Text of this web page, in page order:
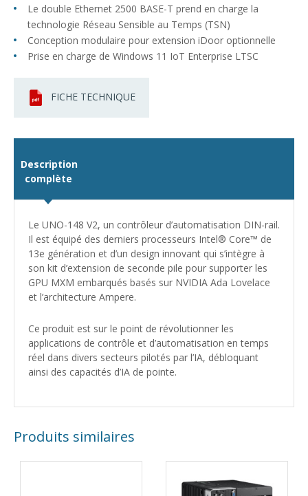
Le double Ethernet 2500 BASE-T prend en charge la
technologie Réseau Sensible au Temps (TSN)
Conception modulaire pour extension iDoor optionnelle
Prise en charge de Windows 11 IoT Enterprise LTSC
FICHE TECHNIQUE
Description
complète
Le UNO-148 V2, un contrôleur d’automatisation DIN-rail.
Il est équipé des derniers processeurs Intel® Core™ de
13e génération et d’un design innovant qui s’intègre à
son kit d’extension de seconde pile pour supporter les
GPU MXM embarqués basés sur NVIDIA Ada Lovelace
et l’architecture Ampere.
Ce produit est sur le point de révolutionner les
applications de contrôle et d’automatisation en temps
réel dans divers secteurs pilotés par l’IA, débloquant
ainsi des capacités d’IA de pointe.
Produits similaires